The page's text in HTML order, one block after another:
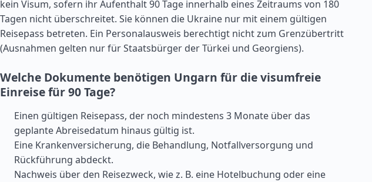
kein Visum, sofern ihr Aufenthalt 90 Tage innerhalb eines Zeitraums von 180
Tagen nicht überschreitet. Sie können die Ukraine nur mit einem gültigen
Reisepass betreten. Ein Personalausweis berechtigt nicht zum Grenzübertritt
(Ausnahmen gelten nur für Staatsbürger derTürkei und Georgiens).
Welche Dokumente benötigen Ungarn für die visumfreie
Einreise für 90 Tage?
Einen gültigen Reisepass, der noch mindestens 3 Monate über das
geplante Abreisedatum hinaus gültig ist.
Eine Krankenversicherung, die Behandlung, Notfallversorgung und
Rückführung abdeckt.
Nachweis über den Reisezweck, wie z. B. eine Hotelbuchung oder eine